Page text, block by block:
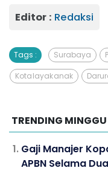
Editor : Redaksi
Tags : Surabaya
Kota layak anak
TRENDING
Gaji Manajer
APBN Selama